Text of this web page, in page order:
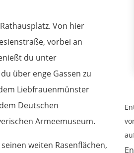
Von hier
vorbei an
du unter
über enge Gassen zu
Liebfrauenmünster
Deutschen
Armeemuseum.
weiten Rasenflächen,